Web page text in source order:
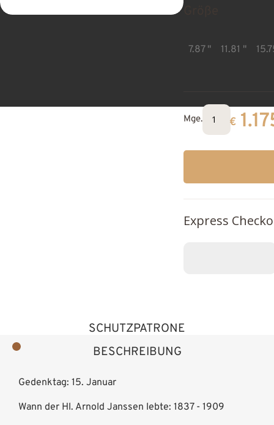
7.87 " 11.81 "
Mge. €
Express
BESCHREIBUNG
SCHUTZPATRONE
Gedenktag: 15. Januar
Wann der Hl. Arnold Janssen lebte: 1837 - 1909